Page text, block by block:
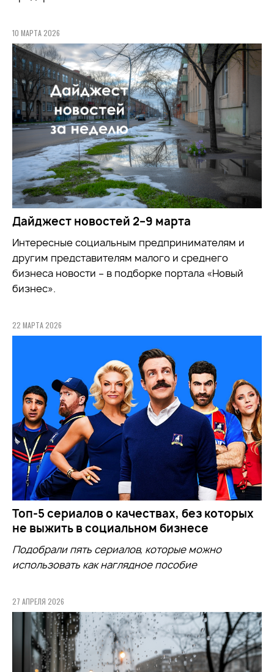
10 МАРТА 2026
Дайджест новостей 2–9 марта
Интересные социальным предпринимателям и
другим представителям малого и среднего
бизнеса новости – в подборке портала «Новый
бизнес».
22 МАРТА 2026
Топ-5 сериалов о качествах, без которых
не выжить в социальном бизнесе
Подобрали пять сериалов, которые можно
использовать как наглядное пособие
27 АПРЕЛЯ 2026